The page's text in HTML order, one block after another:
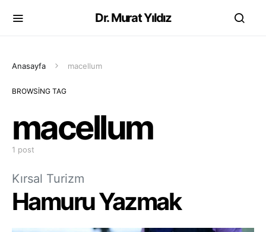
Dr. Murat Yıldız
Anasayfa macellum
BROWSING TAG
macellum
1 post
Kırsal Turizm
Hamuru Yazmak